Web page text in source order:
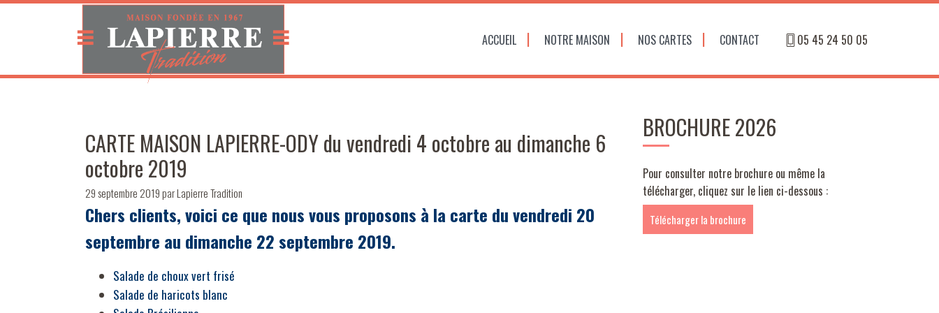
ACCUEIL NOTRE MAISON NOS CARTES CONTACT 05 45 24 50 05
CARTE MAISON LAPIERRE-ODY du vendredi 4 octobre au dimanche 6
octobre 2019
29 septembre 2019parLapierre Tradition
Chers clients, voici ce que nous vous proposons à la carte du vendredi 20
septembre au dimanche 22 septembre 2019.
Salade de choux vert frisé
Salade de haricots blanc
BROCHURE 2026
Pour consulter notre brochure ou même la
télécharger, cliquez sur le lien ci-dessous :
Télécharger la brochure